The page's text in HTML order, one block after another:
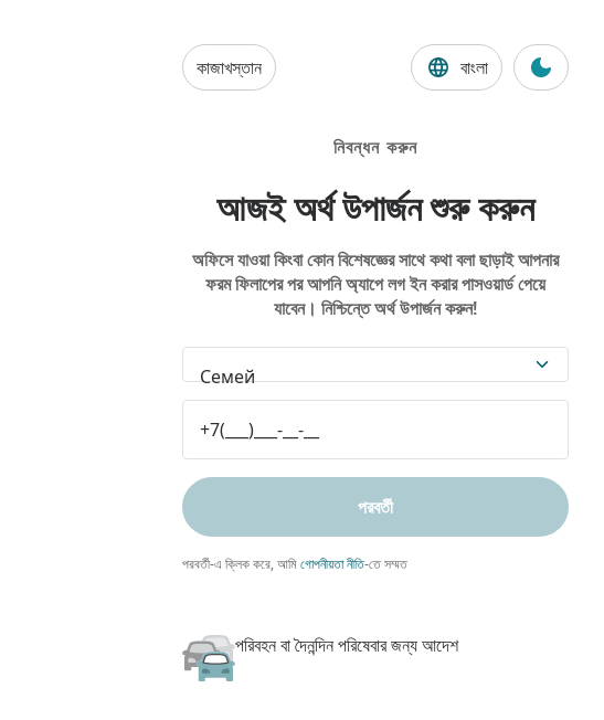
কাজাখস্তান বাংলা
নিবন্ধন করুন
আজই অর্থ উপার্জন শুরু করুন
অফিসে যাওয়া কিংবা কোন বিশেষজ্ঞের সাথে কথা বলা ছাড়াই আপনার
ফরম ফিলাপের পর আপনি অ্যাপে লগ ইন করার পাসওয়ার্ড পেয়ে
যাবেন। নিশ্চিন্তে অর্থ উপার্জন করুন!
Семей
পরবর্তী
পরবর্তী-এ ক্লিক করে, আমিগোপনীয়তা নীতি-তে সম্মত
পরিবহন বা দৈনন্দিন পরিষেবার জন্য আদেশ